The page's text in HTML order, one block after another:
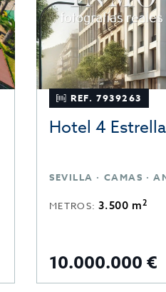
REF. 7939263
Hotel 4
SEVILLA · CAMAS ·
METROS:3.500 m2
10.000.000 €